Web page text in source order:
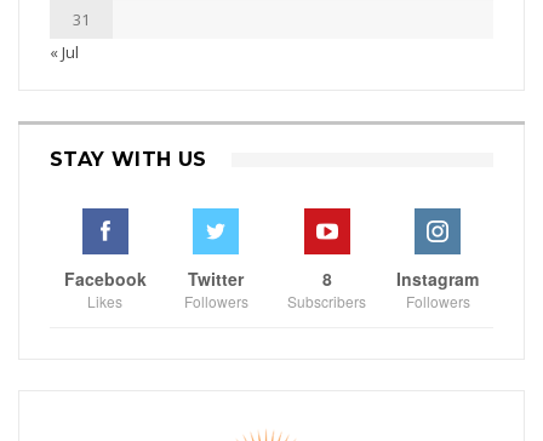
31
« Jul
STAY WITH US
Facebook
Likes
Twitter
Followers
8
Subscribers
Instagram
Followers